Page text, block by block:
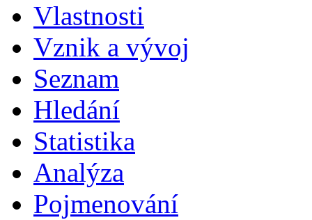
Vlastnosti
Vznik a vývoj
Seznam
Hledání
Statistika
Analýza
Pojmenování